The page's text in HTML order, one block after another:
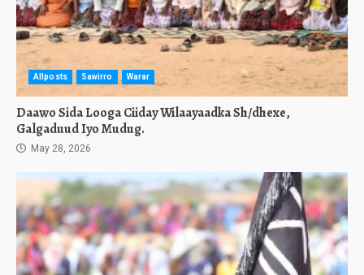
Allposts Sawirro Warar
Daawo Sida Looga Ciiday Wilaayaadka Sh/dhexe,
Galgaduud Iyo Mudug.
May 28, 2026